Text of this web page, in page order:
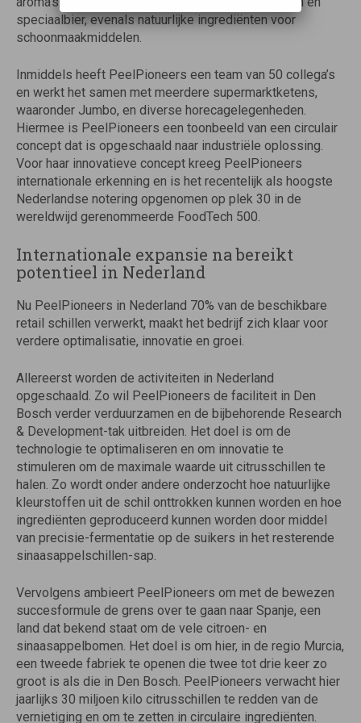
speciaalbier, evenals natuurlijke ingrediënten voor
schoonmaakmiddelen.
Inmiddels heeft PeelPioneers een team van 50 collega’s
en werkt het samen met meerdere supermarktketens,
waaronder Jumbo, en diverse horecagelegenheden.
Hiermee is PeelPioneers een toonbeeld van een circulair
concept dat is opgeschaald naar industriële oplossing.
Voor haar innovatieve concept kreeg PeelPioneers
internationale erkenning en is het recentelijk als hoogste
Nederlandse notering opgenomen op plek 30 in de
wereldwijd gerenommeerde FoodTech 500.
Internationale expansie na bereikt
potentieel in Nederland
Nu PeelPioneers in Nederland 70% van de beschikbare
retail schillen verwerkt, maakt het bedrijf zich klaar voor
verdere optimalisatie, innovatie en groei.
Allereerst worden de activiteiten in Nederland
opgeschaald. Zo wil PeelPioneers de faciliteit in Den
Bosch verder verduurzamen en de bijbehorende Research
& Development-tak uitbreiden. Het doel is om de
technologie te optimaliseren en om innovatie te
stimuleren om de maximale waarde uit citrusschillen te
halen. Zo wordt onder andere onderzocht hoe natuurlijke
kleurstoffen uit de schil onttrokken kunnen worden en hoe
ingrediënten geproduceerd kunnen worden door middel
van precisie-fermentatie op de suikers in het resterende
sinaasappelschillen-sap.
Vervolgens ambieert PeelPioneers om met de bewezen
succesformule de grens over te gaan naar Spanje, een
land dat bekend staat om de vele citroen- en
sinaasappelbomen. Het doel is om hier, in de regio Murcia,
een tweede fabriek te openen die twee tot drie keer zo
groot is als die in Den Bosch. PeelPioneers verwacht hier
jaarlijks 30 miljoen kilo citrusschillen te redden van de
vernietiging en om te zetten in circulaire ingrediënten.